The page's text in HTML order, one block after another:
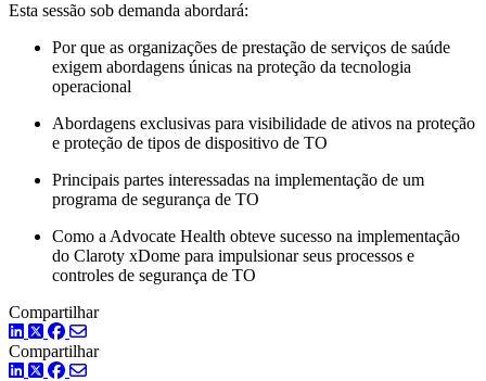
Esta sessão sob demanda abordará:
Por que as organizações de prestação de serviços de saúde
exigem abordagens únicas na proteção da tecnologia
operacional
Abordagens exclusivas para visibilidade de ativos na proteção
e proteção de tipos de dispositivo de TO
Principais partes interessadas na implementação de um
programa de segurança de TO
Como a Advocate Health obteve sucesso na implementação
do Claroty xDome para impulsionar seus processos e
controles de segurança de TO
Compartilhar
LinkedIn
TwitterFacebook
Compartilhar
LinkedIn
TwitterFacebook